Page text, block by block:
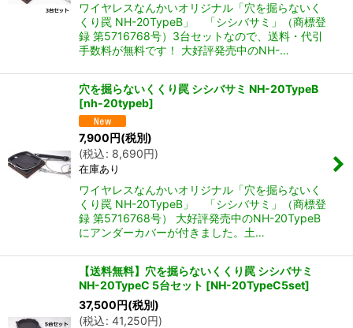
ワイヤレスなんかいオリジナル「穴を掘らないく
くり罠 NH-20TypeB」 「シシバサミ」（商標登
録 第5716768号）3台セットなので、送料・代引
手数料が無料です！ 大好評発売中のNH-…
穴を掘らないくくり罠 シシバサミ NH-20TypeB
[nh-20typeb]
7,900円(税別)
(税込: 8,690円)
在庫あり
ワイヤレスなんかいオリジナル「穴を掘らないく
くり罠 NH-20TypeB」 「シシバサミ」（商標登
録 第5716768号） 大好評発売中のNH-20TypeB
にアンダーカバーが付きました。土…
【送料無料】穴を掘らないくくり罠 シシバサミ
NH-20TypeC 5台セット [NH-20TypeC5set]
37,500円(税別)
(税込: 41,250円)